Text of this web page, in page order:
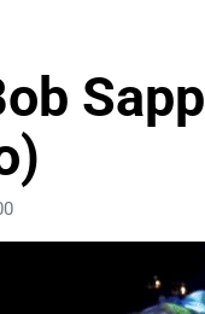
Sapp